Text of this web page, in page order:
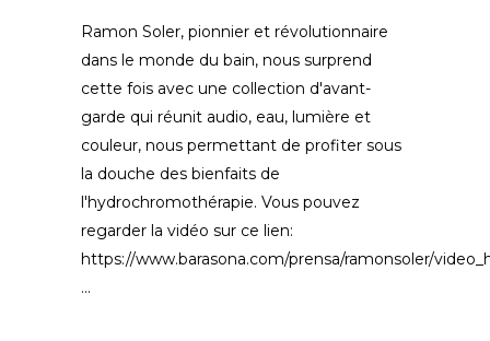
Ramon Soler, pionnier et révolutionnaire
dans le monde du bain, nous surprend
cette fois avec une collection d'avant-
garde qui réunit audio, eau, lumière et
couleur, nous permettant de profiter sous
la douche des bienfaits de
l'hydrochromothérapie. Vous pouvez
regarder la vidéo sur ce lien:
https://www.barasona.com/prensa/ramonsoler/